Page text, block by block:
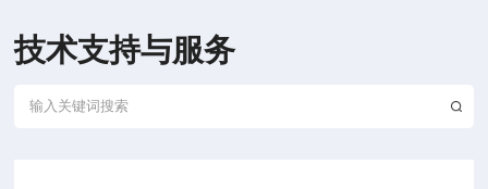
技术支持与服务